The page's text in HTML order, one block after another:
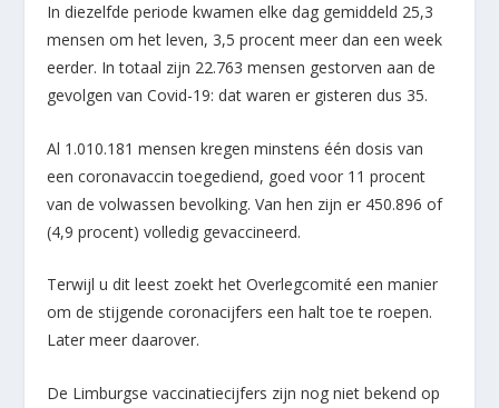
In diezelfde periode kwamen elke dag gemiddeld 25,3
mensen om het leven, 3,5 procent meer dan een week
eerder. In totaal zijn 22.763 mensen gestorven aan de
gevolgen van Covid-19: dat waren er gisteren dus 35.
Al 1.010.181 mensen kregen minstens één dosis van
een coronavaccin toegediend, goed voor 11 procent
van de volwassen bevolking. Van hen zijn er 450.896 of
(4,9 procent) volledig gevaccineerd.
Terwijl u dit leest zoekt het Overlegcomité een manier
om de stijgende coronacijfers een halt toe te roepen.
Later meer daarover.
De Limburgse vaccinatiecijfers zijn nog niet bekend op